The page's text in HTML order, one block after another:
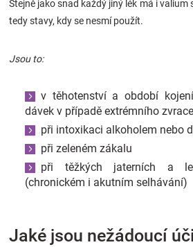
Stejně jako snad každý jiný lék má i valium
tedy stavy, kdy se nesmí použít.
Jsou to:
v těhotenství a období
dávek v případě extrémního
při intoxikaci alkoholem nebo
při zeleném zákalu
při těžkých jaterních a
(chronickém i akutním selhávání)
Jaké jsou nežádoucí